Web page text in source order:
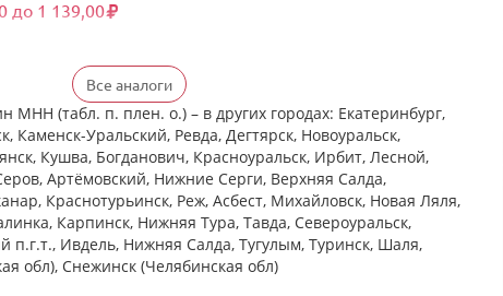
до 1 139,00
(табл. п. плен. о. 500 мг № 60) Лаборатории Сервье Индастри
РУС ООО Россия
до 2 164,00
п. плен. о. 50 мг+450 мг № 30) Алиум АО (Московская
Россия
Все аналоги
МНН (табл. п. плен. о.) – в других городах: Екатеринбург,
Каменск-Уральский, Ревда, Дегтярск, Новоуральск,
Кушва, Богданович, Красноуральск, Ирбит, Лесной,
Артёмовский, Нижние Cерги, Верхняя Салда,
Краснотурьинск, Реж, Асбест, Михайловск, Новая Ляля,
Карпинск, Нижняя Тура, Тавда, Североуральск,
п.г.т., Ивдель, Нижняя Салда, Тугулым, Туринск, Шаля,
обл), Снежинск (Челябинская обл)